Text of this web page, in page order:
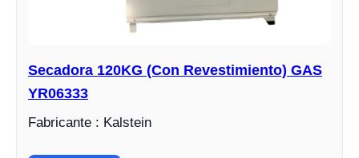
Secadora 120KG (Con Revestimiento) GAS
YR06333
Fabricante : Kalstein